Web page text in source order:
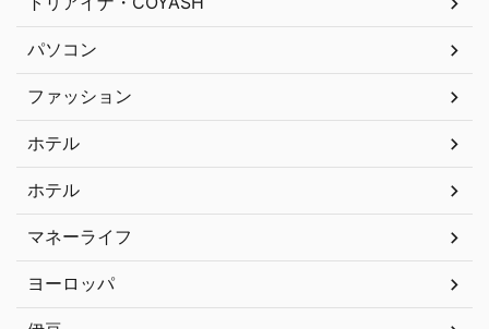
パソコン
ファッション
ホテル
ホテル
マネーライフ
ヨーロッパ